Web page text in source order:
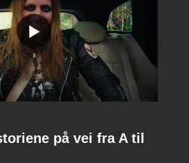
på vei fra A til